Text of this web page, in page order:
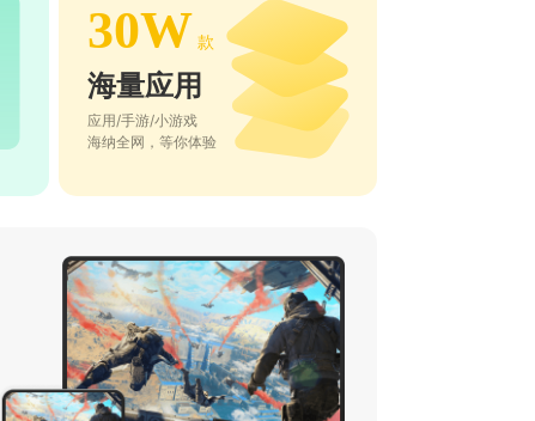
30W 款
海量应用
应用/手游/小游戏
海纳全网，等你体验